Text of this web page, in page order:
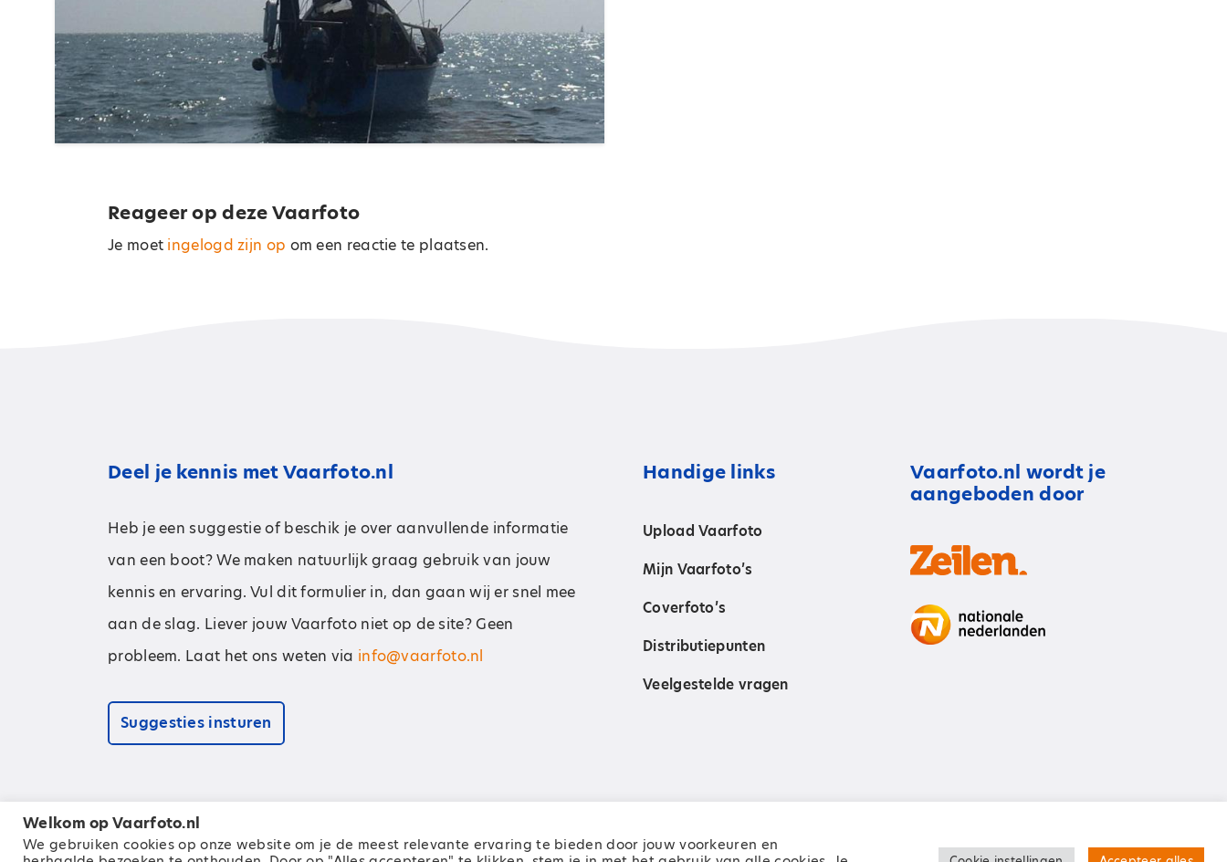
Reageer op deze Vaarfoto
Je moet ingelogd zijn op om een reactie te plaatsen.
Deel je kennis met Vaarfoto.nl
Heb je een suggestie of beschik je over aanvullende informatie
van een boot? We maken natuurlijk graag gebruik van jouw
kennis en ervaring. Vul dit formulier in, dan gaan wij er snel mee
aan de slag. Liever jouw Vaarfoto niet op de site? Geen
probleem. Laat het ons weten via info@vaarfoto.nl
Suggesties insturen
Handige links
Upload Vaarfoto
Mijn Vaarfoto’s
Coverfoto’s
Distributiepunten
Veelgestelde vragen
Vaarfoto.nl wordt je
aangeboden door
Welkom op Vaarfoto.nl
We gebruiken cookies op onze website om je de meest relevante ervaring te bieden door jouw voorkeuren en